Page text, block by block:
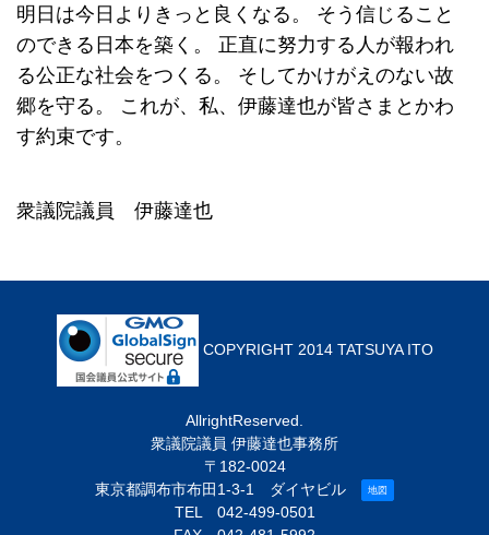
明日は今日よりきっと良くなる。
そう信じること
のできる日本を築く。
正直に努力する人が報われ
る公正な社会をつくる。
そしてかけがえのない故
郷を守る。
これが、私、伊藤達也が皆さまとかわ
す約束です。
衆議院議員 伊藤達也
COPYRIGHT 2014 TATSUYA ITO
AllrightReserved.
衆議院議員 伊藤達也事務所
〒182-0024
東京都調布市布田1-3-1 ダイヤビル
地図
TEL 042-499-0501